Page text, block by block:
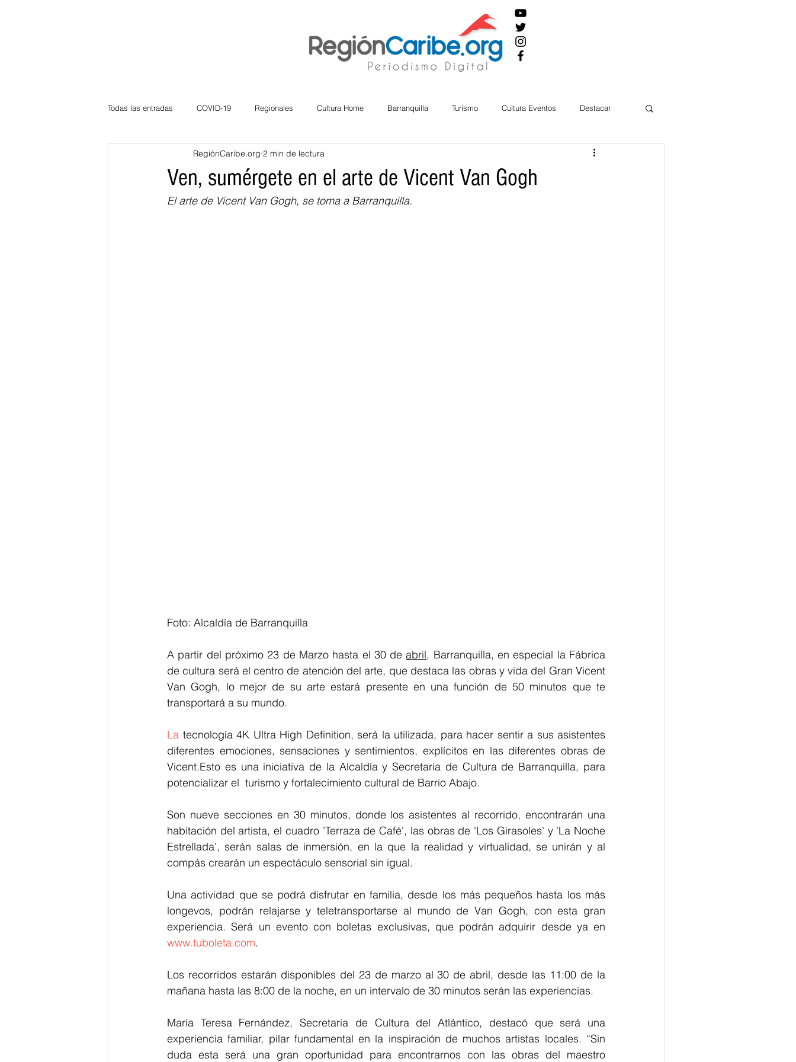
Todas las entradas COVID-19 Regionales Cultura Home Barranquilla Turismo Cultura Eventos Destacar
Atlántico La Guajira Cesar
Bloggeros Hermanos Mayores Economía RAP CARIBE
Ven, sumérgete en el arte de Vicent Van Gogh
RegiónCaribe.org 2 min de lectura
El arte de Vicent Van Gogh, se toma a Barranquilla.
Foto: Alcaldía de Barranquilla
A partir del próximo 23 de Marzo hasta el 30 de abril, Barranquilla, en especial la Fábrica
de cultura será el centro de atención del arte, que destaca las obras y vida del Gran Vicent
Van Gogh, lo mejor de su arte estará presente en una función de 50 minutos que te
transportará a su mundo.
La tecnología 4K Ultra High Definition, será la utilizada, para hacer sentir a sus asistentes
diferentes emociones, sensaciones y sentimientos, explícitos en las diferentes obras de
Vicent.Esto es una iniciativa de la Alcaldía y Secretaria de Cultura de Barranquilla, para
potencializar el  turismo y fortalecimiento cultural de Barrio Abajo.
Son nueve secciones en 30 minutos, donde los asistentes al recorrido, encontrarán una
habitación del artista, el cuadro 'Terraza de Café', las obras de 'Los Girasoles' y 'La Noche
Estrellada', serán salas de inmersión, en la que la realidad y virtualidad, se unirán y al
compás crearán un espectáculo sensorial sin igual.
Una actividad que se podrá disfrutar en familia, desde los más pequeños hasta los más
longevos, podrán relajarse y teletransportarse al mundo de Van Gogh, con esta gran
www.tuboleta.com.
Los recorridos estarán disponibles del 23 de marzo al 30 de abril, desde las 11:00 de la
mañana hasta las 8:00 de la noche, en un intervalo de 30 minutos serán las experiencias.
María Teresa Fernández, Secretaria de Cultura del Atlántico, destacó que será una
experiencia familiar, pilar fundamental en la inspiración de muchos artistas locales. “Sin
duda esta será una gran oportunidad para encontrarnos con las obras del maestro